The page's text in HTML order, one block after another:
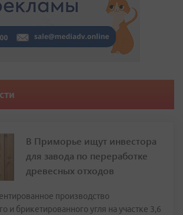
В Приморье ищут инвестора
для завода по переработке
древесных отходов
производство
и брикетированного угля на участке 3,6